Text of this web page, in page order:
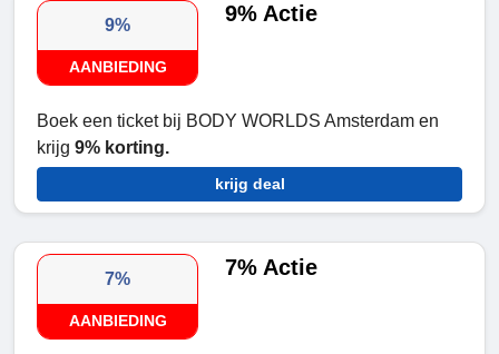
9%
AANBIEDING
9% Actie
Boek een ticket bij BODY WORLDS Amsterdam en
krijg 9% korting.
krijg deal
7%
AANBIEDING
7% Actie